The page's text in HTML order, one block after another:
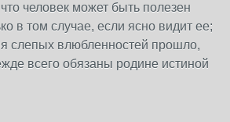
человек может быть полезен
в том случае, если ясно видит ее;
слепых влюбленностей прошло,
всего обязаны родине истиной